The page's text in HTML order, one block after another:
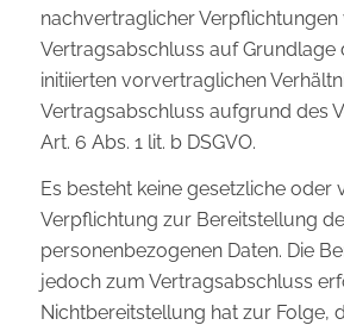
nachvertraglicher Verpflichtungen
Vertragsabschluss auf Grundlage
initiierten vorvertraglichen
Vertragsabschluss aufgrund des
Art. 6 Abs. 1 lit. b DSGVO.
Es besteht keine gesetzliche oder
Verpflichtung zur Bereitstellung
personenbezogenen Daten. Die
jedoch zum Vertragsabschluss
Nichtbereitstellung hat zur Folge,